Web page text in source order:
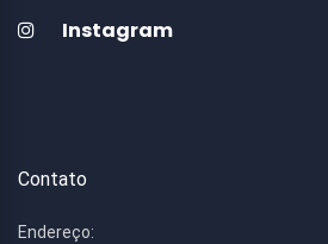
Instagram
Contato
Endereço: